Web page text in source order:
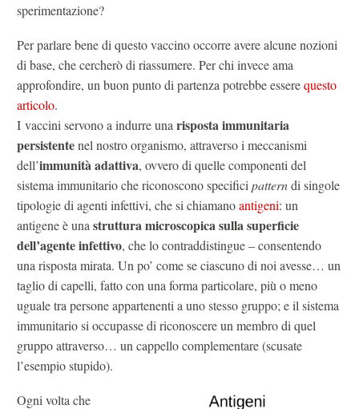
sperimentazione?
Per parlare bene di questo vaccino occorre avere alcune nozioni
di base, che cercherò di riassumere. Per chi invece ama
approfondire, un buon punto di partenza potrebbe esserequesto
articolo.
I vaccini servono a indurre una risposta immunitaria
persistentenel nostro organismo, attraverso i meccanismi
dell’immunità adattiva, ovvero di quelle componenti del
sistema immunitario che riconoscono specifici patterndi singole
tipologie di agenti infettivi, che si chiamanoantigeni: un
antigene è una struttura microscopica sulla superficie
dell’agente infettivo, che lo contraddistingue – consentendo
una risposta mirata. Un po’ come se ciascuno di noi avesse… un
taglio di capelli, fatto con una forma particolare, più o meno
uguale tra persone appartenenti a uno stesso gruppo; e il sistema
immunitario si occupasse di riconoscere un membro di quel
gruppo attraverso… un cappello complementare (scusate
l’esempio stupido).
Ogni volta che